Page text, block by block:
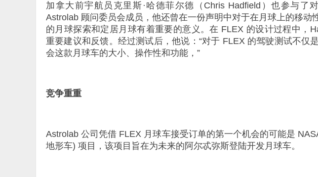
加拿大前宇航员克里斯·哈德菲尔德（Chris Hadfield）也参与了
Astrolab 顾问委员会成员，他还曾在一份声明中对于在月球上的移动
的月球探索和定居月球有着重要的意义。在 FLEX 的设计过程中，
重要建议和反馈。经过测试后，他说：“对于 FLEX 的驾驶测试不仅
会这款月球车的大小、操作性和功能，”
竞争重重
Astrolab 公司凭借 FLEX 月球车接受订单的第一个机会的可能是
地形车) 项目，该项目旨在为未来的阿尔忒弥斯登陆开发月球车。